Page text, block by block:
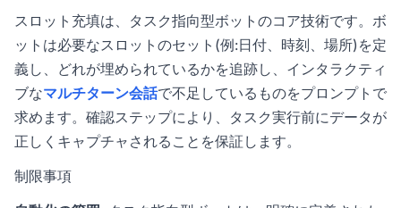
スロット充填は、タスク指向型ボットのコア技術です。ボ
ットは必要なスロットのセット(例:日付、時刻、場所)を定
義し、どれが埋められているかを追跡し、インタラクティ
ブなマルチターン会話で不足しているものをプロンプトで
求めます。確認ステップにより、タスク実行前にデータが
正しくキャプチャされることを保証します。
制限事項